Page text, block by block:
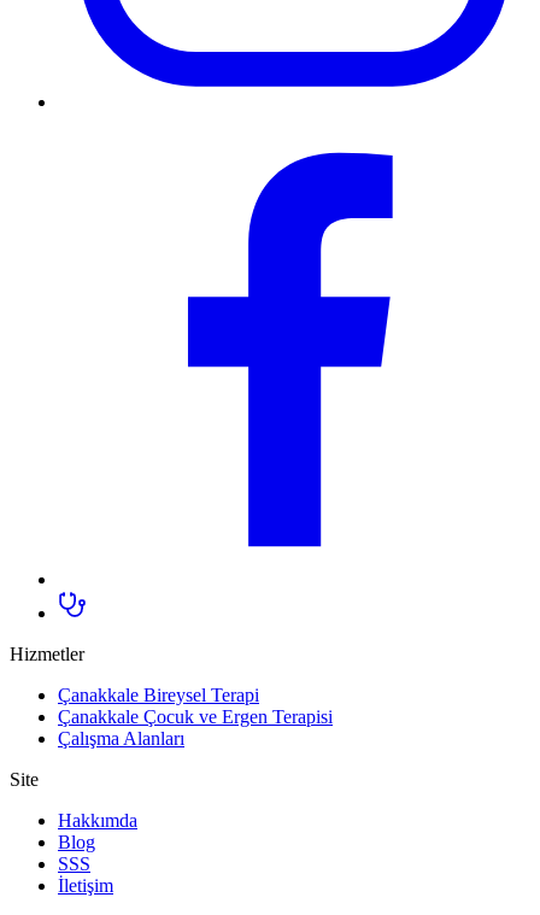
Hizmetler
Çanakkale Bireysel Terapi
Çanakkale Çocuk ve Ergen Terapisi
Çalışma Alanları
Site
Hakkımda
Blog
SSS
İletişim